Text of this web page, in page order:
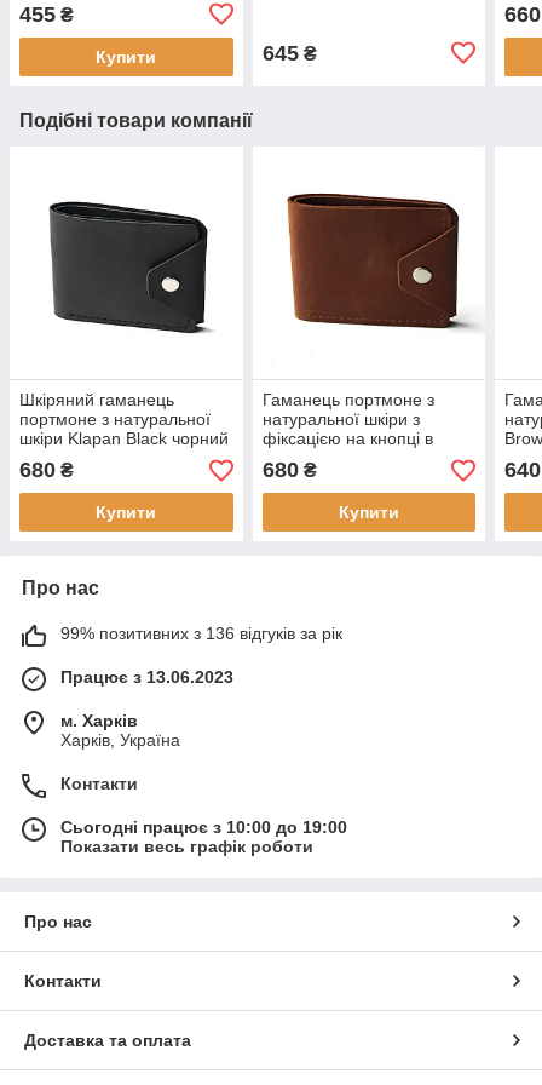
455 ₴
Купити 645₴
660
Подібні товари компанії
Шкіряний гаманець
портмоне з натуральної
шкіри Klapan Black чорний
680 ₴
Купити
Гаманець портмоне з
натуральної шкіри з
фіксацією на кнопці в
кольорі Klapan Cognac
680₴
Купити
640
Про нас
99% позитивних з 136 відгуків за рік
Працює з 13.06.2023
м. Харків
Харків, Україна
Контакти
Сьогодні працює з 10:00 до 19:00
Показати весь графік роботи
Про нас
Контакти
Доставка та оплата